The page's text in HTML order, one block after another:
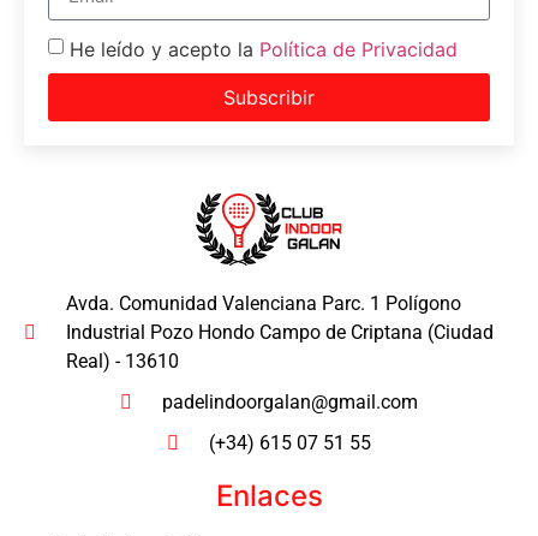
He leído y acepto la Política de Privacidad
Subscribir
Avda. Comunidad Valenciana Parc. 1 Polígono
Industrial Pozo Hondo Campo de Criptana (Ciudad
Real) - 13610
padelindoorgalan@gmail.com
(+34) 615 07 51 55
Enlaces